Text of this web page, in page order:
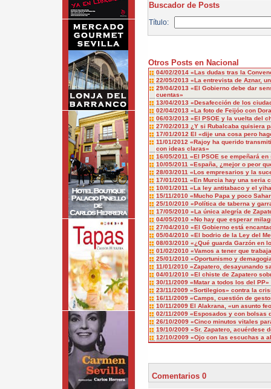
Buscador de Posts
Título:
Otros Posts en Nacional
04/02/2014 «Las dudas tras la
22/05/2013 «La entrevista de Aznar,
29/04/2013 «El Gobierno debe dar
cuentas»
13/04/2013 «Desafección de los
02/04/2013 «La foto de Feijóo con
06/03/2013 «El PSOE y la vuelta del
27/02/2013 ¿Y si Rubalcaba quisiera
17/01/2012 El «dije una cosa pero
11/01/2012 «Rajoy ha querido
con ideas claras»
16/05/2011 «El PSOE se empeñará
10/05/2011 «España, ¿mejor o peor
28/03/2011 «Los empresarios y la
17/01/2011 «En Murcia hay una seria
10/01/2011 «La ley antitabaco y el
15/11/2010 «Mucho Papa y poco
25/10/2010 «Política de taberna y
17/05/2010 «La única alegría de
04/05/2010 «No hay que esperar
27/04/2010 «El Gobierno está
05/04/2010 «El bodrio de la Ley del
08/03/2010 «¿Qué guarda Garzón en
01/02/2010 «Vamos a tener que
25/01/2010 «Oportunismo y
11/01/2010 «Zapatero, desayunando
04/01/2010 «El chiste de Zapatero
30/11/2009 «Matar a todos los del PP»
23/11/2009 «Sortilegios» contra la
16/11/2009 «Camps, cuestión de
10/11/2009 El Alakrana, «un asunto
02/11/2009 «Esposados y con bolsas
26/10/2009 «Cinco minutos vitales
19/10/2009 «Sr. Zapatero, acuérdese
12/10/2009 «Ojo con las escuchas a
Comentarios 0